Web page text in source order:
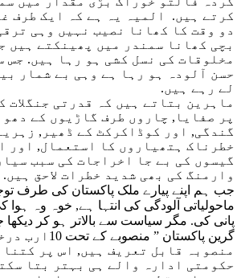
کرتے ہیں. المیہ یہ ہے کہ ایک طرف
دو وقت کا کھانا نصیب نہیں وہی
بچی کھانا سمندر میں پھینکتے ہیں
مخلوقات کی نسل کشی ہو رہا ہیں. جس
حسن آلودہ ہو رہا ہے وہی بے شمار
لے رہے ہیں.
ماہرین بتاتے ہیں کہ قدرتی جنگلات
پر صفایا, چاروں طرف گاڑیوں کے
گندگی, اور کوڈاکرکٹ کے ڈھیر,
خطرناک ہتھیاروں کا استعمال, اور
گیسوں کی بے جا اخراجات کی سبب
وارمنگ کی بھی شدید خطرات لاحق ہیں.
جب ہم اپنے پیارے ملک پاکستان کی طرف
ماحولیاتی آلودگی کی انتہا ہے, خوہ وہ ہوا
پانی کی. مگر سیاست سے بالاتر ہو کر دیکھا
گرین پاکستان ”
منصوبہ قابل تعریف ہیں, اس پر کتنا
حکومتی ادارہ والے ہی بہتر بتا